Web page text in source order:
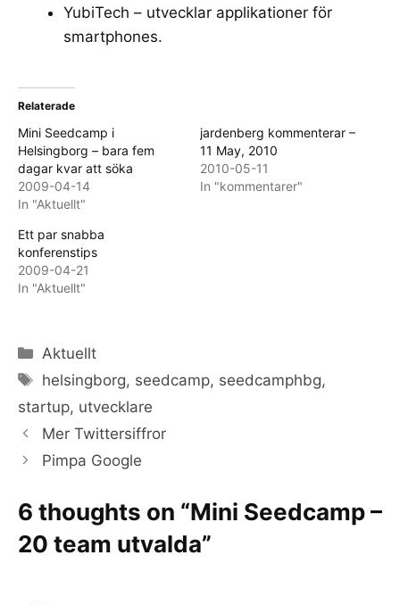
YubiTech – utvecklar applikationer för
smartphones.
Relaterade
Mini Seedcamp i
Helsingborg – bara fem
dagar kvar att söka
2009-04-14
In "Aktuellt"
jardenberg kommenterar –
11 May, 2010
2010-05-11
In "kommentarer"
Ett par snabba
konferenstips
2009-04-21
In "Aktuellt"
Categories
Aktuellt
Tags
helsingborg, seedcamp, seedcamphbg,
startup, utvecklare
Mer Twittersiffror
Pimpa Google
6 thoughts on “Mini Seedcamp –
20 team utvalda”